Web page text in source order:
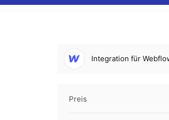
Integration für
Preis